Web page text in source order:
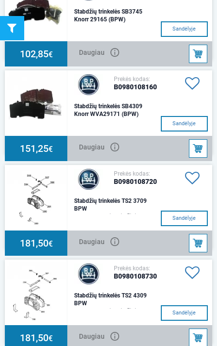
Stabdžių trinkelės SB3745
Knorr 29165 (BPW)
Sandėlyje
102,85€ Daugiau
Prekės kodas:
B0980108160
Stabdžių trinkelės SB4309
Knorr WVA29171 (BPW)
Sandėlyje
151,25€ Daugiau
Prekės kodas:
B0980108720
Stabdžių trinkelės TS2 3709
BPW
Komplektas vienai ašiai.
Sandėlyje
181,50€ Daugiau
Prekės kodas:
B0980108730
Stabdžių trinkelės TS2 4309
BPW
Komplektas vienai ašiai.
Sandėlyje
181,50€ Daugiau